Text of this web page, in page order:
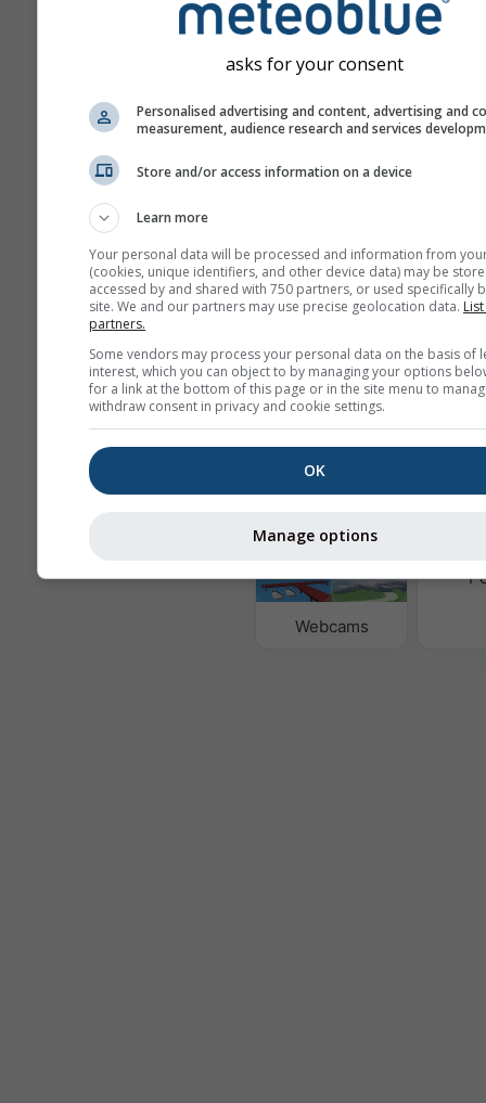
Wir geben Ihre E-Mail-Adresse
Datenschutzrichtlinie
Diensten verwendbar sein.
Weitere Wetterdaten
Webcams
asks for your consent
Personalised advertising and content, advertising and
measurement, audience research and services
Store and/or access information on a device
Learn more
Your personal data will be processed and information from
(cookies, unique identifiers, and other device data) may be
accessed by and shared with 750 partners, or used specifically
site. We and our partners may use precise geolocation data.
partners.
Some vendors may process your personal data on the basis of
interest, which you can object to by managing your options
for a link at the bottom of this page or in the site menu to
withdraw consent in privacy and cookie settings.
OK
Manage options